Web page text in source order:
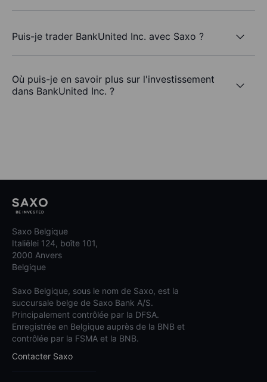
Puis-je trader BankUnited Inc. avec Saxo ?
Où puis-je en savoir plus sur l'investissement
dans BankUnited Inc. ?
Saxo Belgique
Italiëlei 124, boîte 101,
2000 Anvers
Belgique
Saxo Belgique, sous le nom de Saxo, est la
succursale belge de Saxo Bank A/S.
Principalement contrôlée par la DFSA.
Enregistrée en Belgique auprès de la BNB et
contrôlée par la FSMA et la BNB.
Contacter Saxo